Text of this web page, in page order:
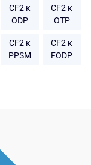
CF2 к
ODP
CF2 к
OTP
CF2 к
PPSM
CF2 к
FODP